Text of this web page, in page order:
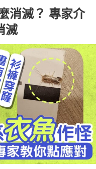
消滅？ 專家介
滅